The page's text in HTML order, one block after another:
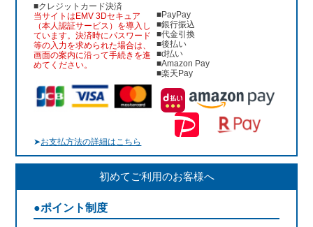
■クレジットカード決済
当サイトはEMV 3Dセキュア
（本人認証サービス）を導入し
ています。決済時にパスワード
等の入力を求められた場合は、
画面の案内に沿って手続きを進
めてください。
■PayPay
■銀行振込
■代金引換
■後払い
■d払い
■Amazon Pay
■楽天Pay
➤お支払方法の詳細はこちら
初めてご利用のお客様へ
●ポイント制度